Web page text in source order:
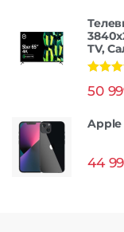
TV,
из 5
50
Apple
44